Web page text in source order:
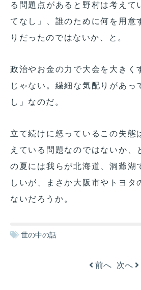
る問題点があると野村は考えて
てなし」、誰のために何を用意
りだったのではないか、と。
政治やお金の力で大会を大きく
じゃない。繊細な気配りがあっ
し」なのだ。
立て続けに怒っているこの失態
えている問題なのではないか、
の夏には我らが北海道、洞爺湖
しいが、まさか大阪市やトヨタ
ないだろうか。
世の中の話
前へ 次へ